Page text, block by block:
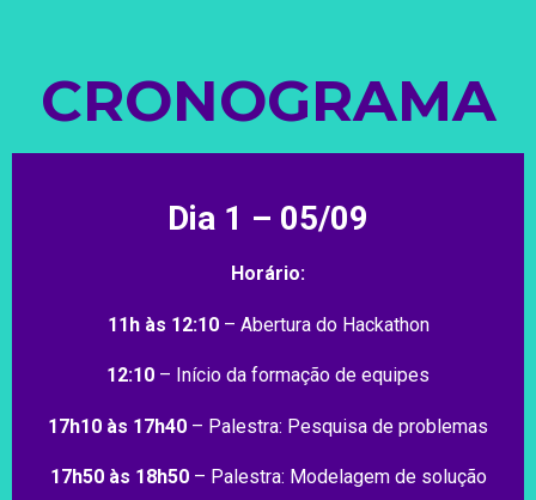
CRONOGRAMA
Dia 1 – 05/09
Horário:
11h às 12:10– Abertura do Hackathon
12:10 – Início da formação de equipes
17h10 às 17h40 – Palestra: Pesquisa de problemas
17h50 às 18h50– Palestra: Modelagem de solução